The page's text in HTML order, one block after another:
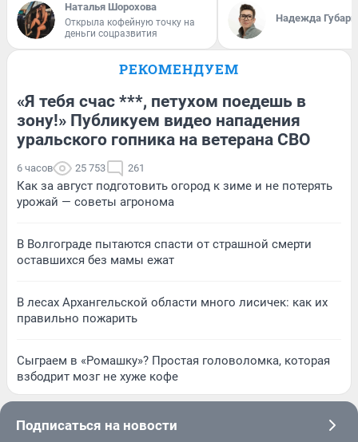
Наталья Шорохова
Открыла кофейную точку на
деньги соцразвития
Надежда Губарь
РЕКОМЕНДУЕМ
«Я тебя счас ***, петухом поедешь в
зону!» Публикуем видео нападения
уральского гопника на ветерана СВО
6 часов 25 753 261
Как за август подготовить огород к зиме и не потерять
урожай — советы агронома
В Волгограде пытаются спасти от страшной смерти
оставшихся без мамы ежат
В лесах Архангельской области много лисичек: как их
правильно пожарить
Сыграем в «Ромашку»? Простая головоломка, которая
взбодрит мозг не хуже кофе
Подписаться на новости